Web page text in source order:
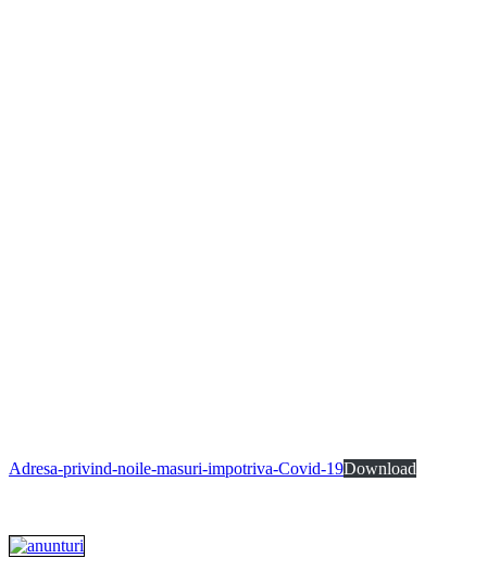
Adresa-privind-noile-masuri-impotriva-Covid-19Download